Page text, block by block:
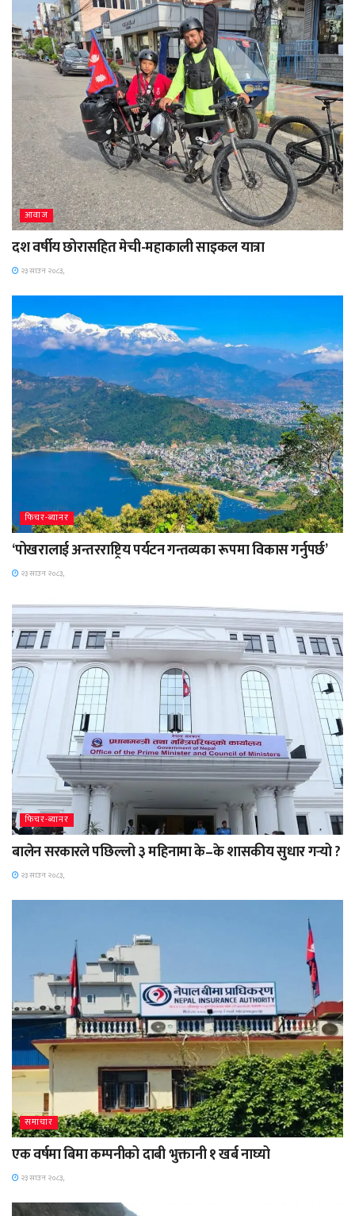
आवाज
दश वर्षीय छोरासहित मेची-महाकाली साइकल यात्रा
२३ साउन २०८३,
फिचर-ब्यानर
‘पोखरालाई अन्तरराष्ट्रिय पर्यटन गन्तव्यका रूपमा विकास गर्नुपर्छ’
२३ साउन २०८३,
फिचर-ब्यानर
बालेन सरकारले पछिल्लो ३ महिनामा के–के शासकीय सुधार गर्‍यो ?
२३ साउन २०८३,
समाचार
एक वर्षमा बिमा कम्पनीको दाबी भुक्तानी १ खर्ब नाघ्यो
२३ साउन २०८३,